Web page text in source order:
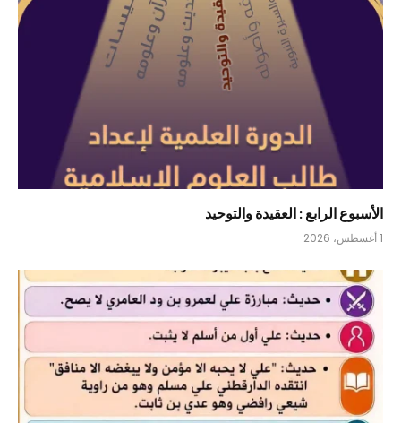
الأسبوع الرابع : العقيدة والتوحيد
1 أغسطس، 2026